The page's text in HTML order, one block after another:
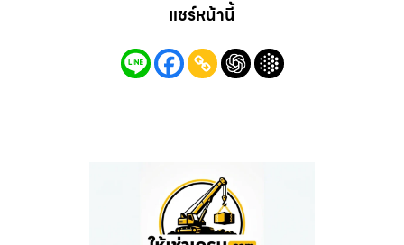
แชร์หน้านี้